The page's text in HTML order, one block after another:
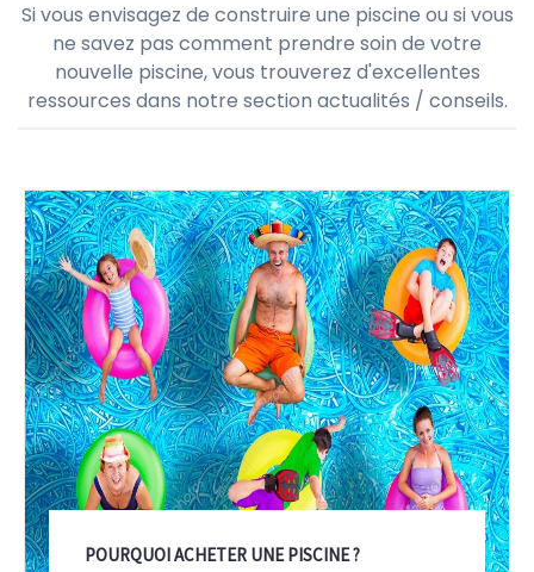
Si vous envisagez de construire une piscine ou si vous
ne savez pas comment prendre soin de votre
nouvelle piscine, vous trouverez d'excellentes
ressources dans notre section actualités / conseils.
POURQUOI ACHETER UNE PISCINE ?